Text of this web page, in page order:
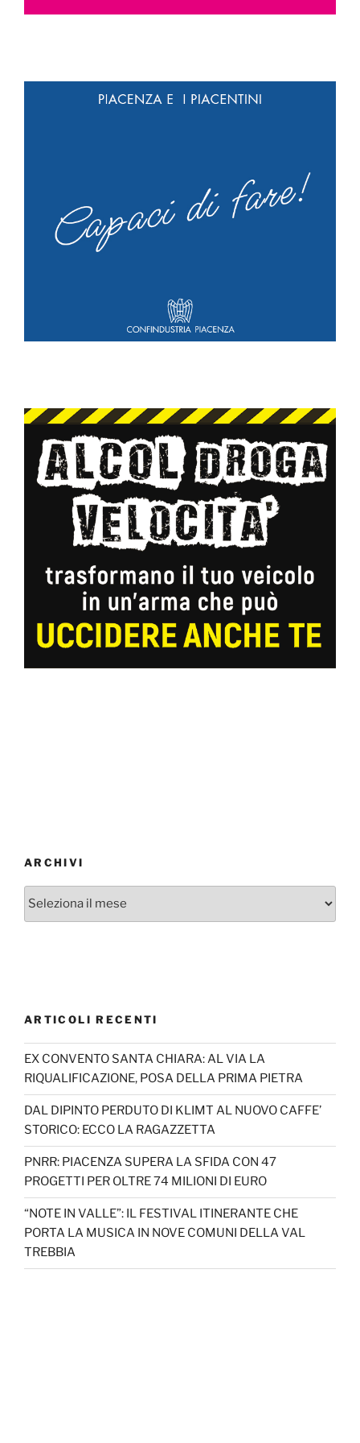
ARCHIVI
Archivi
ARTICOLI RECENTI
EX CONVENTO SANTA CHIARA: AL VIA LA
RIQUALIFICAZIONE, POSA DELLA PRIMA PIETRA
DAL DIPINTO PERDUTO DI KLIMT AL NUOVO CAFFE’
STORICO: ECCO LA RAGAZZETTA
PNRR: PIACENZA SUPERA LA SFIDA CON 47
PROGETTI PER OLTRE 74 MILIONI DI EURO
“NOTE IN VALLE”: IL FESTIVAL ITINERANTE CHE
PORTA LA MUSICA IN NOVE COMUNI DELLA VAL
TREBBIA